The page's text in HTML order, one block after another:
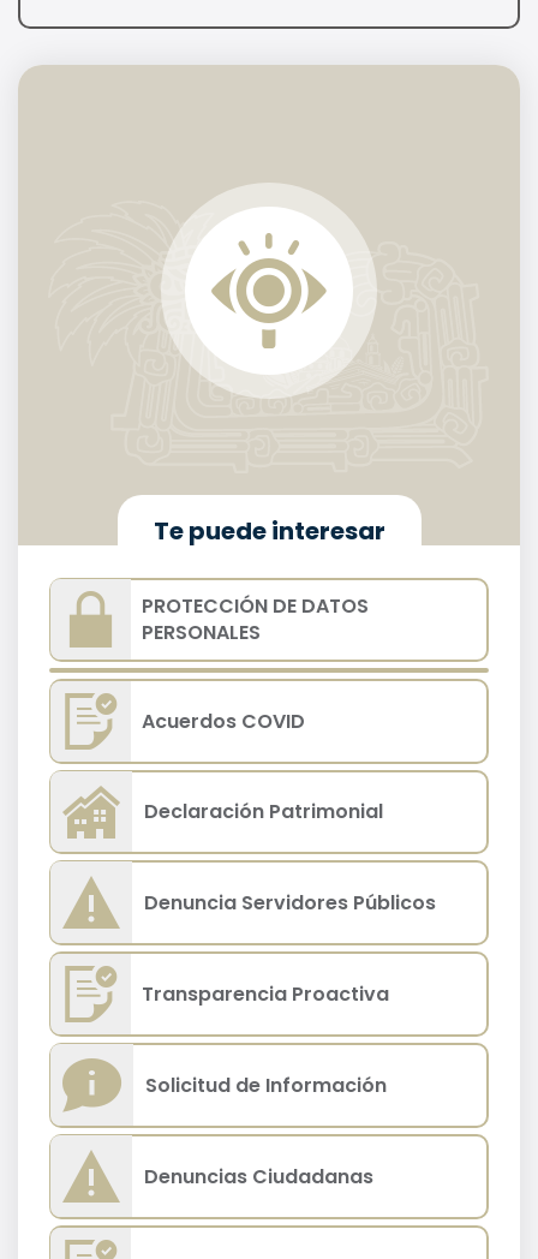
Te puede interesar
PROTECCIÓN DE DATOS
PERSONALES
Acuerdos COVID
Declaración Patrimonial
Denuncia Servidores Públicos
Transparencia Proactiva
Solicitud de Información
Denuncias Ciudadanas